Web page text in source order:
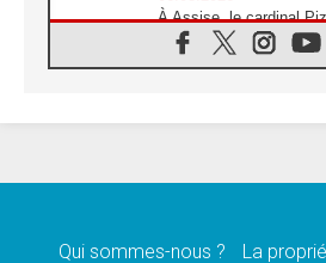
À Assise, le cardinal
«les chrétiens veulent
06.08.2026
message de paix et de
Qui sommes-nous ? La